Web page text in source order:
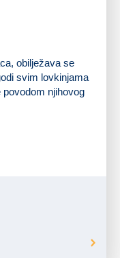
obilježava se
svim lovkinjama
njihovog